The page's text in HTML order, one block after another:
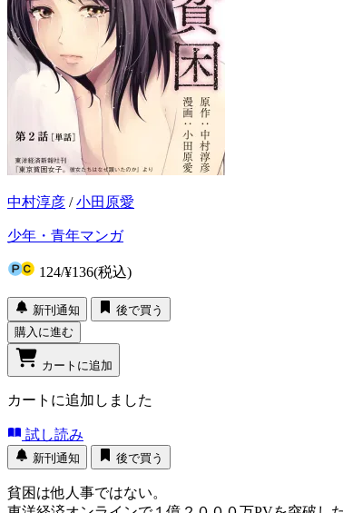
中村淳彦 /小田原愛
少年・青年マンガ
124/¥136(税込)
新刊通知
後で買う
購入に進む
カートに追加
カートに追加しました
試し読み
新刊通知 後で買う
貧困は他人事ではない。